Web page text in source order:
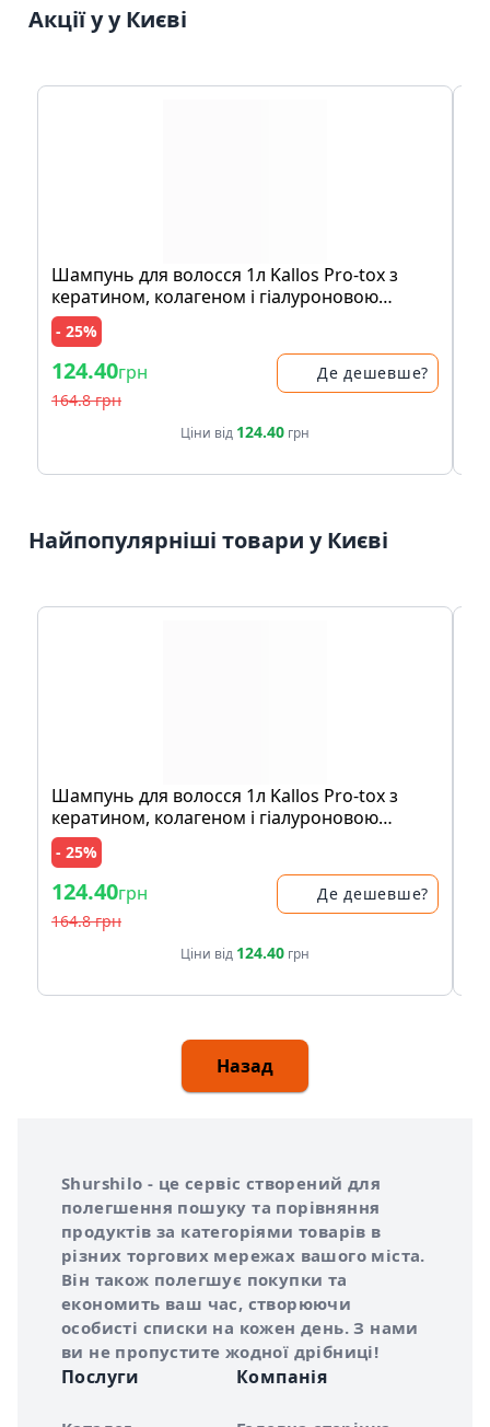
Акції у у Києві
Шампунь для волосся 1л Kallos Pro-tox з
кератином, колагеном і гіалуроновою
кислотою
- 25%
124.40грн
164.8 грн
Де дешевше?
Ціни від 124.40 грн
Найпопулярніші товари у Києві
Шампунь для волосся 1л Kallos Pro-tox з
кератином, колагеном і гіалуроновою
кислотою
- 25%
124.40грн
164.8 грн
Де дешевше?
Ціни від 124.40 грн
Назад
Про сервіс Shurshilo
Shurshilo - це сервіс створений для
полегшення пошуку та порівняння
продуктів за категоріями товарів в
різних торгових мережах вашого міста.
Він також полегшує покупки та
економить ваш час, створюючи
особисті списки на кожен день. З нами
ви не пропустите жодної дрібниці!
Послуги Компанія